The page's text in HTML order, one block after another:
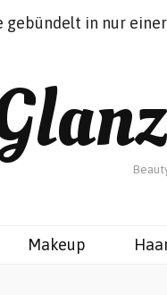
Makeup
in nur